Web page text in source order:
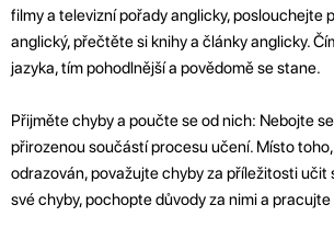
filmy a televizní pořady anglicky, poslouchejte
anglický, přečtěte si knihy a články anglicky.
jazyka, tím pohodlnější a povědomě se stane.
Přijměte chyby a poučte se od nich: Nebojte
přirozenou součástí procesu učení. Místo
odrazován, považujte chyby za příležitosti učit
své chyby, pochopte důvody za nimi a